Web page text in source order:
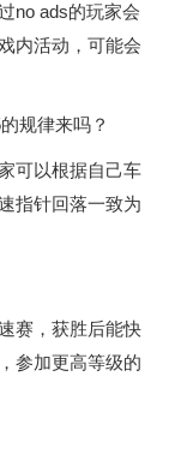
no ads的玩家会
内活动，可能会
规律来吗？
可以根据自己车
指针回落一致为
赛，获胜后能快
参加更高等级的